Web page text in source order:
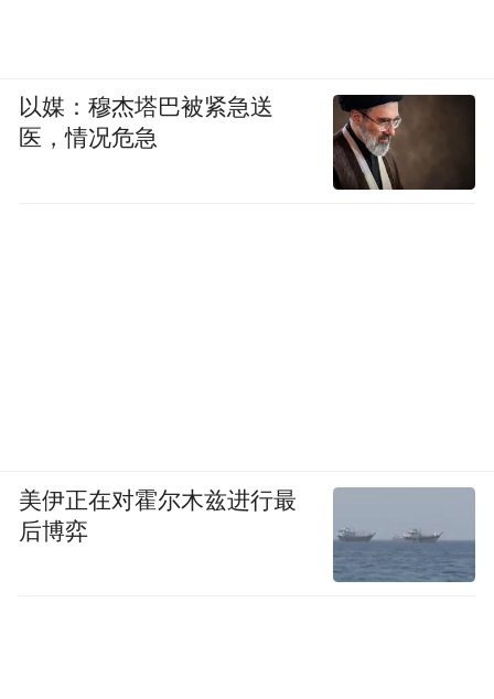
以媒：穆杰塔巴被紧急送
医，情况危急
美伊正在对霍尔木兹进行最
后博弈